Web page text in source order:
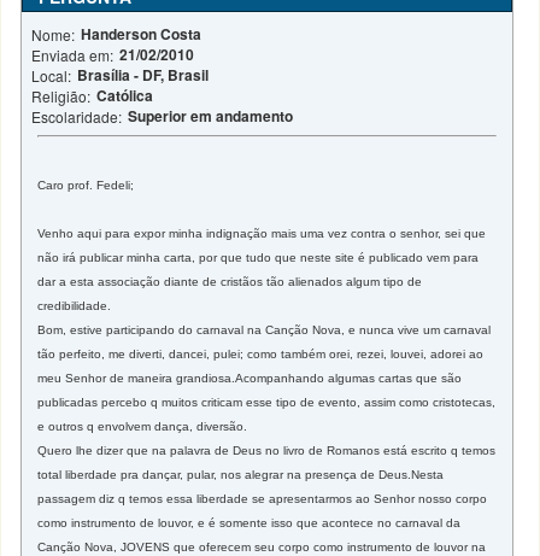
Nome: Handerson Costa
Enviada em: 21/02/2010
Local: Brasília - DF, Brasil
Religião: Católica
Escolaridade: Superior em andamento
Caro prof. Fedeli;
Venho aqui para expor minha indignação mais uma vez contra o senhor, sei que
não irá publicar minha carta, por que tudo que neste site é publicado vem para
dar a esta associação diante de cristãos tão alienados algum tipo de
credibilidade.
Bom, estive participando do carnaval na Canção Nova, e nunca vive um carnaval
tão perfeito, me diverti, dancei, pulei; como também orei, rezei, louvei, adorei ao
meu Senhor de maneira grandiosa.Acompanhando algumas cartas que são
publicadas percebo q muitos criticam esse tipo de evento, assim como cristotecas,
e outros q envolvem dança, diversão.
Quero lhe dizer que na palavra de Deus no livro de Romanos está escrito q temos
total liberdade pra dançar, pular, nos alegrar na presença de Deus.Nesta
passagem diz q temos essa liberdade se apresentarmos ao Senhor nosso corpo
como instrumento de louvor, e é somente isso que acontece no carnaval da
Canção Nova, JOVENS que oferecem seu corpo como instrumento de louvor na